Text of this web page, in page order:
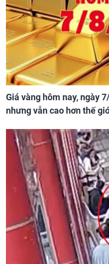
Giá vàng hôm nay, ngày
nhưng vẫn cao hơn thế